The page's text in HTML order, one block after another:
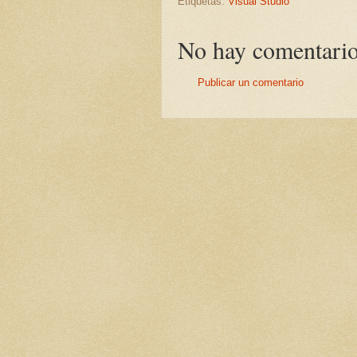
No hay
Publicar un comentario